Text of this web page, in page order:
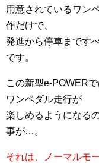
用意されているワン
作だけで、
発進から停車まです
です。
この新型e-POWER
ワンペダル走行が
楽しめるようになる
事が…。
それは、ノーマルモ